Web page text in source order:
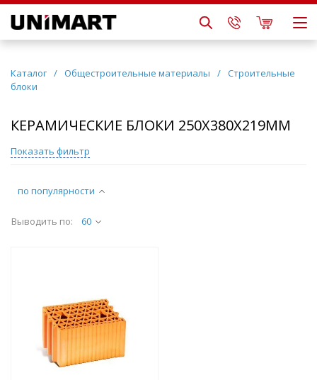
Каталог / Общестроительные материалы / Строительные
блоки
КЕРАМИЧЕСКИЕ БЛОКИ 250Х380Х219ММ
по популярности
Выводить по: 60
Показать фильтр